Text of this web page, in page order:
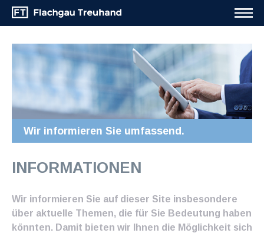
Wir informieren Sie umfassend.
INFORMATIONEN
Wir informieren Sie auf dieser Site insbesondere
über aktuelle Themen, die für Sie Bedeutung haben
könnten. Damit bieten wir Ihnen die Möglichkeit sich